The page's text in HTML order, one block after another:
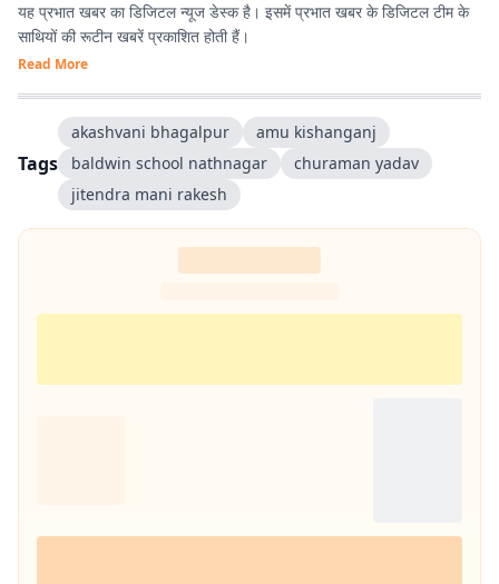
यह प्रभात खबर का डिजिटल न्यूज डेस्क है। इसमें प्रभात खबर के डिजिटल टीम के
साथियों की रूटीन खबरें प्रकाशित होती हैं।
Read More
Tags
akashvani bhagalpur
amu kishanganj
baldwin school nathnagar
churaman yadav
jitendra mani rakesh